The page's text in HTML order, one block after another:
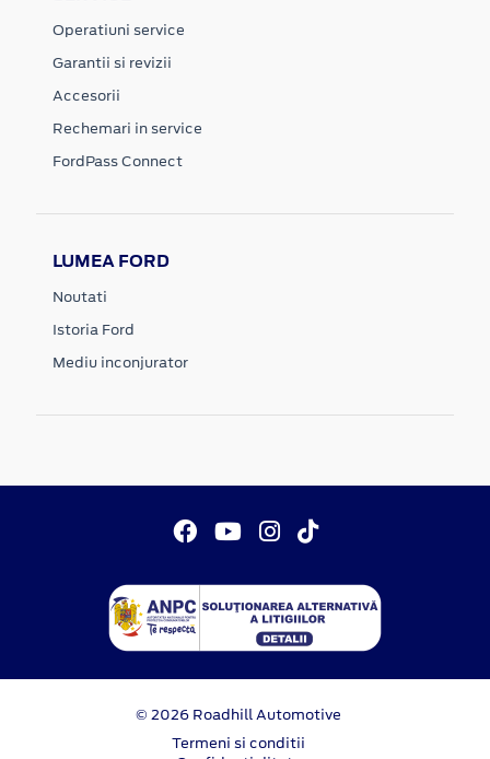
Operatiuni service
Garantii si revizii
Accesorii
Rechemari in service
FordPass Connect
LUMEA FORD
Noutati
Istoria Ford
Mediu inconjurator
© 2026 Roadhill Automotive
Termeni si conditii